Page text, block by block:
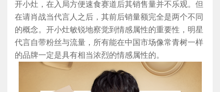
开小灶，在入局方便速食赛道后其销售量并不乐观。但
在请肖战当代言人之后，其前后销量额完全是两个不同
的概念。开小灶敏锐地察觉到情感属性的重要性，明星
代言自带粉丝与流量，所有能在中国市场像常青树一样
的品牌一定是具有相当浓烈的情感属性的。